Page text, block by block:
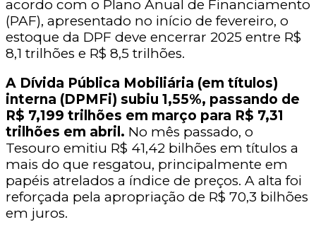
acordo com o Plano Anual de Financiamento
(PAF), apresentado no início de fevereiro, o
estoque da DPF deve encerrar 2025 entre R$
8,1 trilhões e R$ 8,5 trilhões.
A Dívida Pública Mobiliária (em títulos)
interna (DPMFi) subiu 1,55%, passando de
R$ 7,199 trilhões em março para R$ 7,31
trilhões em abril. No mês passado, o
Tesouro emitiu R$ 41,42 bilhões em títulos a
mais do que resgatou, principalmente em
papéis atrelados a índice de preços. A alta foi
reforçada pela apropriação de R$ 70,3 bilhões
em juros.